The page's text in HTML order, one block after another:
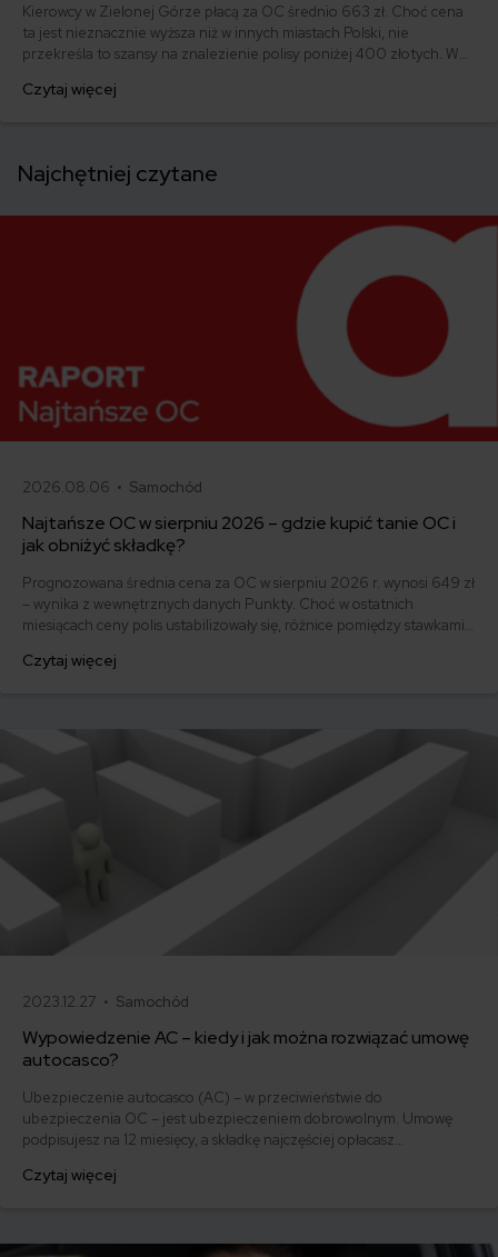
Kierowcy w Zielonej Górze płacą za OC średnio 663 zł. Choć cena
ta jest nieznacznie wyższa niż w innych miastach Polski, nie
przekreśla to szansy na znalezienie polisy poniżej 400 złotych. W
letniej właścicielce Mercedesa Benz 300 D 124 z 1991 roku. Za
Czytaj więcej
Najchętniej czytane
2026.08.06 • Samochód
Najtańsze OC w sierpniu 2026 – gdzie kupić tanie OC i
jak obniżyć składkę?
Prognozowana średnia cena za OC w sierpniu 2026 r. wynosi 649 zł
– wynika z wewnętrznych danych Punkty. Choć w ostatnich
miesiącach ceny polis ustabilizowały się, różnice pomiędzy stawkami
500 zł, inni – powyżej 1500 zł. Gdzie znaleźć najtańsze OC w Polsce
Czytaj więcej
2023.12.27 • Samochód
Wypowiedzenie AC – kiedy i jak można rozwiązać umowę
autocasco?
Ubezpieczenie autocasco (AC) – w przeciwieństwie do
ubezpieczenia OC – jest ubezpieczeniem dobrowolnym. Umowę
podpisujesz na 12 miesięcy, a składkę najczęściej opłacasz
ofertę lub zdecydowałeś się sprzedać samochód w trakcie trwania
Czytaj więcej